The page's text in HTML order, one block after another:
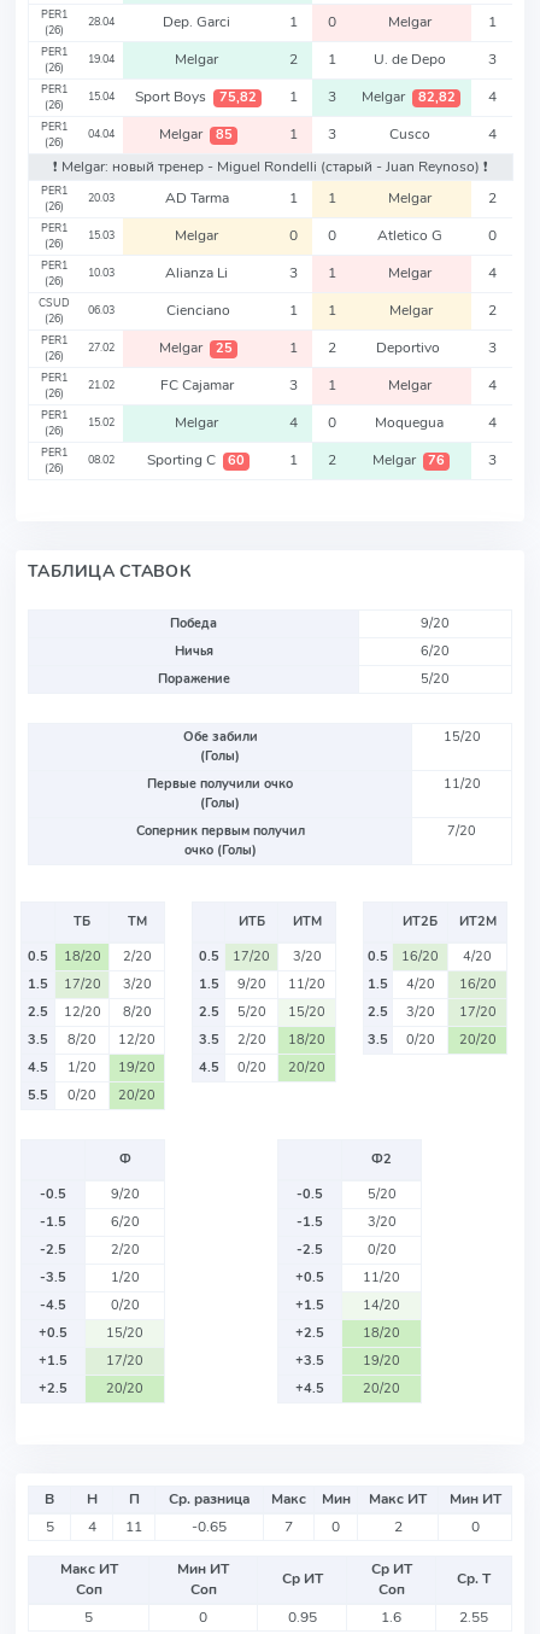
PER1
(26)
28.04 Dep. Garci 1 0 Melgar 1
PER1
(26)
19.04 Melgar 2 1 U. de Depo 3
PER1
(26)
15.04 Sport Boys 75,82 1 3 Melgar 82,82 4
PER1
(26)
04.04 Melgar 85 1 3 Cusco
4
❗️ Melgar: новый тренер - Miguel Rondelli (старый - Juan Reynoso) ❗️
PER1
(26)
20.03 AD Tarma 1 1 Melgar 2
PER1
(26)
15.03 Melgar 0 0 Atletico G 0
PER1
(26)
10.03 Alianza Li 3 1 Melgar 4
CSUD
(26)
06.03 Cienciano 1 1 Melgar 2
PER1
(26)
27.02 Melgar 25 1 2 Deportivo 3
PER1
(26)
21.02 FC Cajamar 3 1 Melgar 4
PER1
(26)
15.02 Melgar 4 0 Moquegua 4
PER1
(26)
08.02 Sporting C 60 1 2 Melgar 76 3
ТАБЛИЦА СТАВОК
Победа
9/20
Ничья
6/20
Поражение
5/20
Обе забили
(Голы)
15/20
Первые получили очко
(Голы)
11/20
Соперник первым получил
очко (Голы)
7/20
ТБ
ТМ
0.5
18/20
2/20
1.5
17/20
3/20
2.5
12/20
8/20
3.5
8/20
12/20
4.5
1/20
19/20
5.5
0/20 20/20
ИТБ
ИТМ
0.5
17/20
3/20
1.5
9/20
11/20
2.5
5/20
15/20
3.5
2/20
18/20
4.5
0/20 20/20
ИТ2Б
ИТ2М
0.5
16/20
4/20
1.5
4/20
16/20
2.5
3/20
17/20
3.5
0/20 20/20
Ф
-0.5
9/20
-1.5
6/20
-2.5
2/20
-3.5
1/20
-4.5
0/20
+0.5
15/20
+1.5
17/20
+2.5
20/20
Ф2
-0.5
5/20
-1.5
3/20
-2.5
0/20
+0.5
11/20
+1.5
14/20
+2.5
18/20
+3.5
19/20
+4.5
20/20
В Н П Ср. разница Макс Мин Макс ИТ
Мин ИТ
5
4 11 -0.65 7 0 2 0
Макс ИТ
Соп
Мин ИТ
Соп
Ср ИТ
Ср ИТ
Соп
Ср. Т
5
0 0.95 1.6 2.55